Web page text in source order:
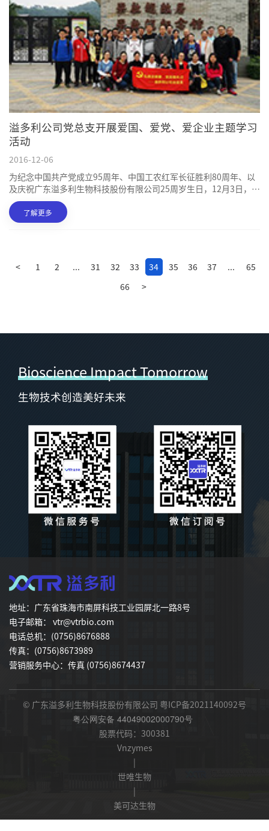
溢多利公司党总支开展爱国、爱党、爱企业主题学习
活动
2016-12-06
为纪念中国共产党成立95周年、中国工农红军长征胜利80周年、以
及庆祝广东溢多利生物科技股份有限公司25周岁生日，12月3日，溢
多利公司党总支组织部分党员开展了一次爱国、爱党、爱企业主题
学习活动
了解更多
< 1 2 ... 31 32 33 34 35 36 37 ...
65
66
>
Bioscience Impact Tomorrow
生物技术创造美好未来
地址：广东省珠海市南屏科技工业园屏北一路8号
电子邮箱： vtr@vtrbio.com
电话总机：(0756)8676888
传真：(0756)8673989
营销服务中心：传真 (0756)8674437
© 广东溢多利生物科技股份有限公司 粤ICP备2021140092号
粤公网安备 44049002000790号
股票代码：300381
Vnzymes
|
世唯生物
|
美可达生物